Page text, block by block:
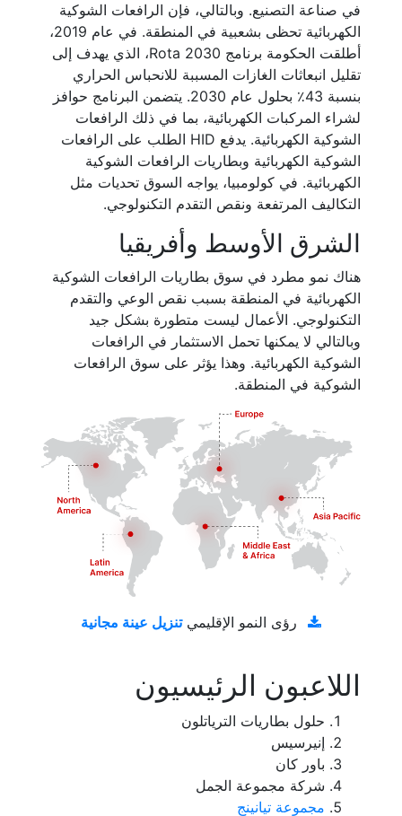
في صناعة التصنيع. وبالتالي، فإن الرافعات الشوكية
الكهربائية تحظى بشعبية في المنطقة. في عام 2019،
أطلقت الحكومة برنامج Rota 2030، الذي يهدف إلى
تقليل انبعاثات الغازات المسببة للانحباس الحراري
بنسبة 43٪ بحلول عام 2030. يتضمن البرنامج حوافز
لشراء المركبات الكهربائية، بما في ذلك الرافعات
الشوكية الكهربائية. يدفع HID الطلب على الرافعات
الشوكية الكهربائية وبطاريات الرافعات الشوكية
الكهربائية. في كولومبيا، يواجه السوق تحديات مثل
التكاليف المرتفعة ونقص التقدم التكنولوجي.
الشرق الأوسط وأفريقيا
هناك نمو مطرد في سوق بطاريات الرافعات الشوكية
الكهربائية في المنطقة بسبب نقص الوعي والتقدم
التكنولوجي. الأعمال ليست متطورة بشكل جيد
وبالتالي لا يمكنها تحمل الاستثمار في الرافعات
الشوكية الكهربائية. وهذا يؤثر على سوق الرافعات
الشوكية في المنطقة.
رؤى النمو الإقليمي
اللاعبون الرئيسيون
حلول بطاريات الترياتلون
إنيرسيس
باور كان
شركة مجموعة الجمل
مجموعة تيانينج